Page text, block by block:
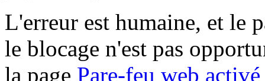
L'erreur est humaine, et le
le blocage n'est pas
la page Pare-feu web activé